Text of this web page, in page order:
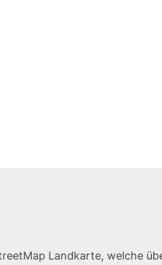
Landkarte, welche